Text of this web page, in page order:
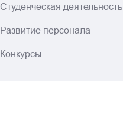
Студенческая деятельность
Развитие персонала
Конкурсы